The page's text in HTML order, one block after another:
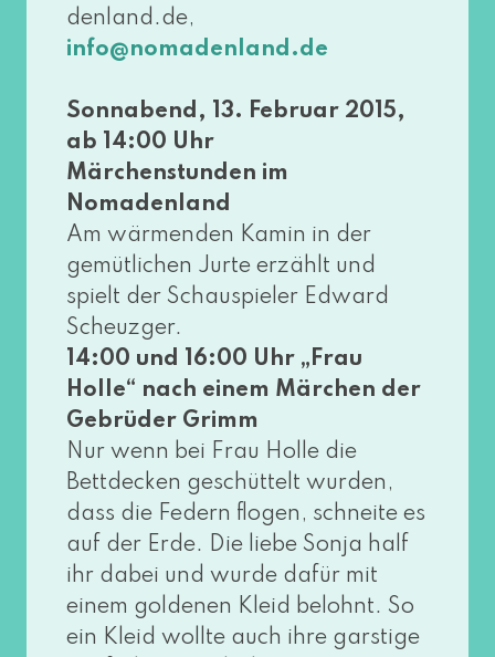
den​land​.de,
info@​nomadenland.​de
Sonnabend, 13. Februar 2015,
ab 14:00 Uhr
Märchenstunden im
Nomadenland
Am wär­men­den Kamin in der
gemüt­li­chen Jurte erzählt und
spielt der Schauspieler Edward
Scheuzger.
14:00 und 16:00 Uhr „Frau
Holle“ nach einem Märchen der
Gebrüder Grimm
Nur wenn bei Frau Holle die
Bettdecken geschüt­telt wur­den,
dass die Federn flo­gen, schnei­te es
auf der Erde. Die lie­be Sonja half
ihr dabei und wur­de dafür mit
einem gol­de­nen Kleid belohnt. So
ein Kleid woll­te auch ihre gars­ti­ge